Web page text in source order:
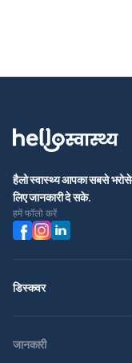
हैलो स्वास्थ्य आपका सबसे
लिए जानकारी दे सके.
हमें फॉलो करें
डिस्कवर
जानकारी